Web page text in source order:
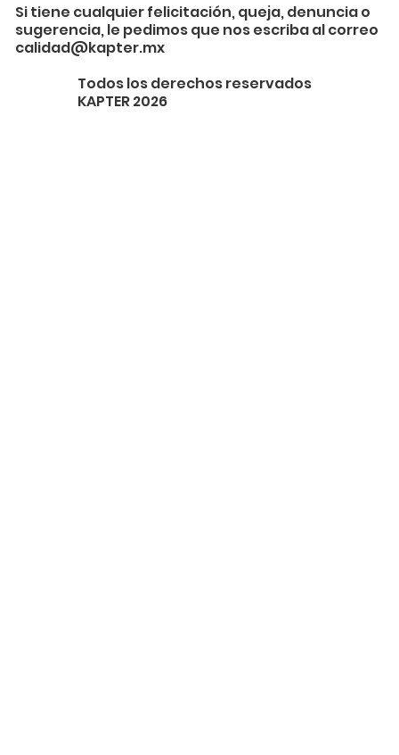
Si tiene cualquier felicitación, queja, denuncia o
sugerencia, le pedimos que nos escriba al correo
calidad@kapter.mx
Todos los derechos reservados
KAPTER 2026